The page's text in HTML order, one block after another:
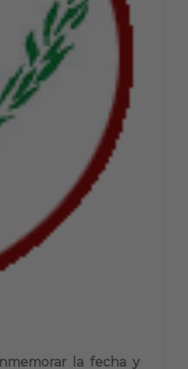
la fecha y